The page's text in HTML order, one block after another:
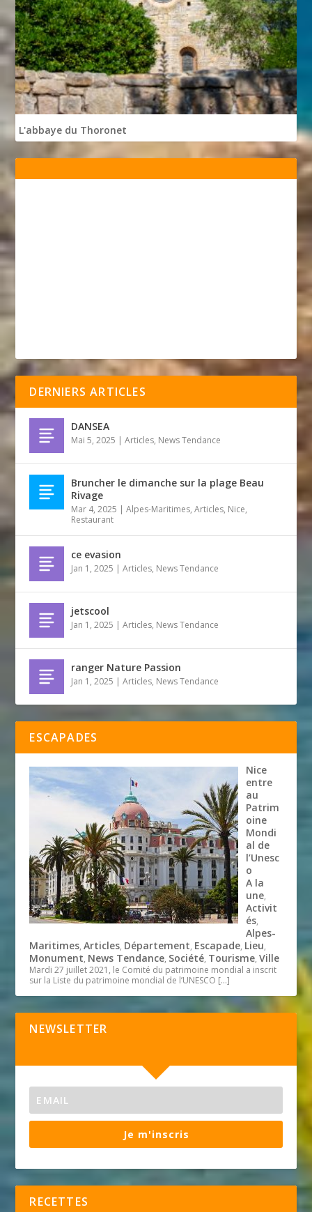
L'abbaye du Thoronet
DERNIERS ARTICLES
DANSEA
Mai 5, 2025 |Articles, News Tendance
Bruncher le dimanche sur la plage Beau
Rivage
Mar 4, 2025 |Alpes-Maritimes,Articles, Nice,
Restaurant
ce evasion
Jan 1, 2025 |Articles, News Tendance
jetscool
Jan 1, 2025 |Articles, News Tendance
ranger Nature Passion
Jan 1, 2025 |Articles, News Tendance
ESCAPADES
Nice
entre
au
Patrim
oine
Mondi
al de
l’Unesc
o
A la
une,
Activit
és,
Alpes-
Maritimes,Articles, Département, Escapade, Lieu,
Monument, News Tendance, Société, Tourisme,Ville
Mardi 27 juillet 2021, le Comité du patrimoine mondial a inscrit
sur la Liste du patrimoine mondial de l’UNESCO […]
NEWSLETTER
Je m'inscris
RECETTES